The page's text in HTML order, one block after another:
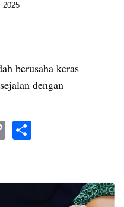
2025
berusaha keras
dengan
Copy